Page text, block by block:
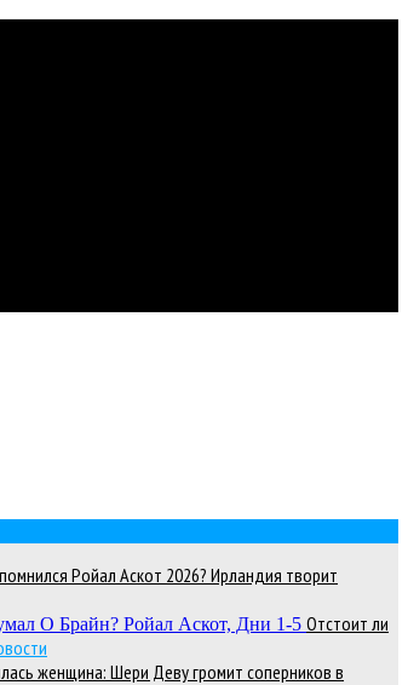
Ройал Аскот 2026? Ирландия творит
Отстоит ли
женщина: Шери Деву громит соперников в